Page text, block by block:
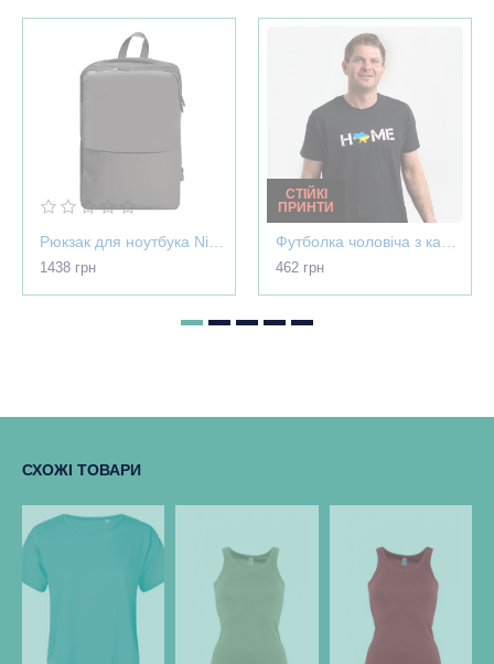
1438 грн
СТІЙКІ
ПРИНТИ
462 грн
СХОЖІ ТОВАРИ